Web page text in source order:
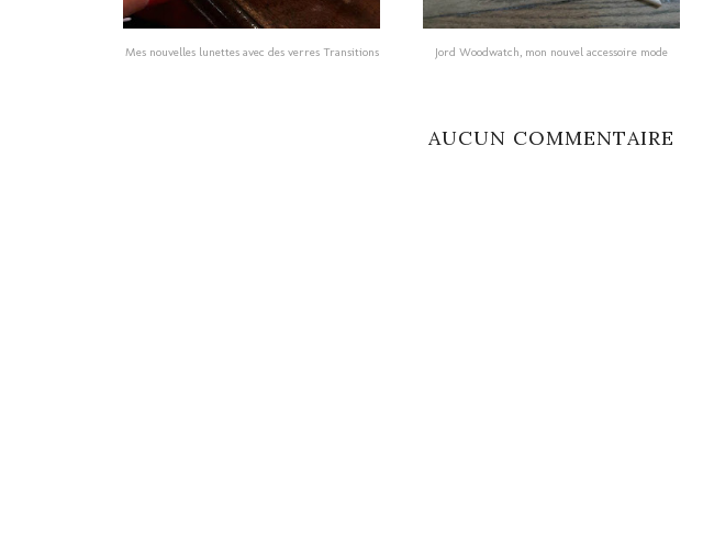
Mes nouvelles lunettes avec des verres Transitions Jord Woodwatch, mon nouvel accessoire mode
AUCUN COMMENTAIRE